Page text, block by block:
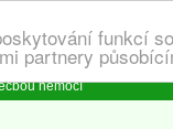
funkcí
partnery
nemocí